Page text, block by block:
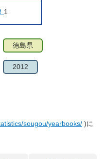
1
徳島県
2012
sougou/yearbooks/ )に